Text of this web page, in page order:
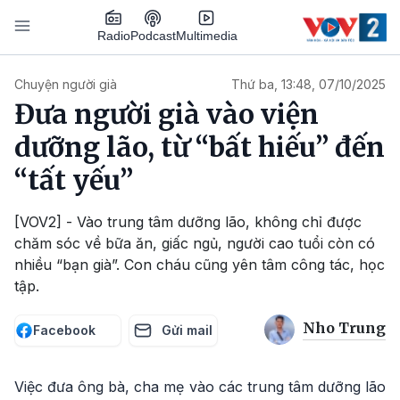
Nhảy đến nội dung
RadioPodcastMultimedia
Chuyện người già Thứ ba, 13:48, 07/10/2025
Đưa người già vào viện
dưỡng lão, từ “bất hiếu” đến
“tất yếu”
[VOV2] - Vào trung tâm dưỡng lão, không chỉ được
chăm sóc về bữa ăn, giấc ngủ, người cao tuổi còn có
nhiều “bạn già”. Con cháu cũng yên tâm công tác, học
tập.
Facebook Gửi mail Nho Trung
Việc đưa ông bà, cha mẹ vào các trung tâm dưỡng lão